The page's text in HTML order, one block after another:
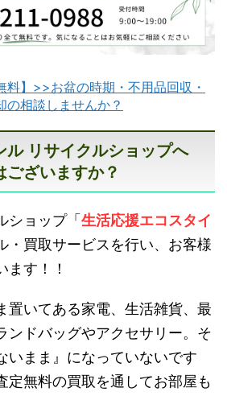
新十津川不用品回収
帯広・十勝不用品回収
伊達市不用品回収
料】>>お盆の時期・不用品回収・
の相談しませんか？
ル リサイクルショップへ
ざいますか？
ショップ「 生活応援エコスタイ
・買取サービスを行い、お客様
ます！！
置いてある家電、生活雑貨、最
ンドバッグやアクセサリー。そ
いまま』になっていないです
定無料の買取を通してお部屋も